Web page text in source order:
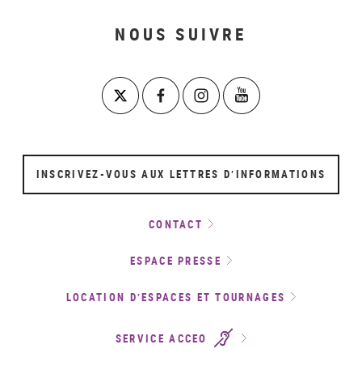
NOUS SUIVRE
INSCRIVEZ-VOUS AUX LETTRES D’INFORMATIONS
CONTACT
ESPACE PRESSE
LOCATION D’ESPACES ET TOURNAGES
SERVICE ACCEO